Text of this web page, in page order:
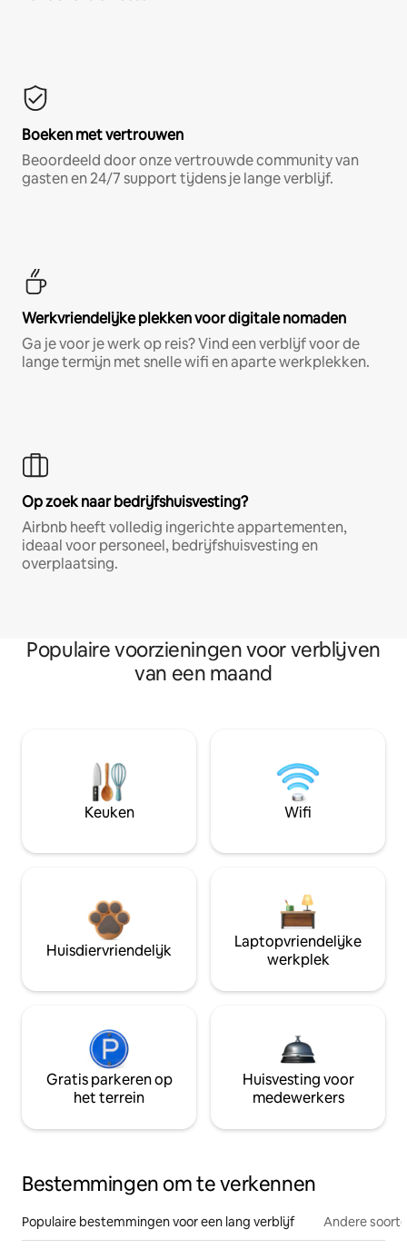
Boeken met vertrouwen
Beoordeeld door onze vertrouwde community van
gasten en 24/7 support tijdens je lange verblijf.
Werkvriendelijke plekken voor digitale nomaden
Ga je voor je werk op reis? Vind een verblijf voor de
lange termijn met snelle wifi en aparte werkplekken.
Op zoek naar bedrijfshuisvesting?
Airbnb heeft volledig ingerichte appartementen,
ideaal voor personeel, bedrijfshuisvesting en
overplaatsing.
Populaire voorzieningen voor verblijven
van een maand
Keuken Wifi
Huisdiervriendelijk
Laptopvriendelijke
werkplek
Gratis parkeren op
het terrein
Huisvesting voor
medewerkers
Bestemmingen om te verkennen
Populaire bestemmingen voor een lang verblijf Andere